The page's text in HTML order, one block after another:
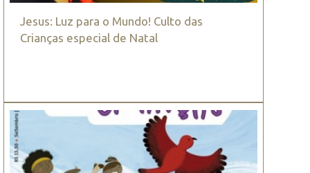
Jesus: Luz para o Mundo! Culto das
Crianças especial de Natal